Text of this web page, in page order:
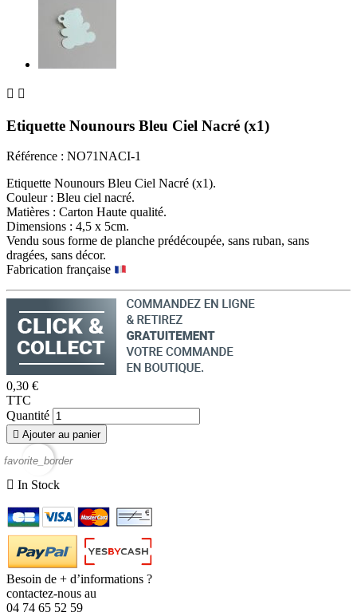
 
Etiquette Nounours Bleu Ciel Nacré (x1)
Référence : NO71NACI-1
Etiquette Nounours Bleu Ciel Nacré (x1).
Couleur : Bleu ciel nacré.
Matières : Carton Haute qualité.
Dimensions : 4,5 x 5cm.
Vendu sous forme de planche prédécoupée, sans ruban, sans
dragées, sans décor.
Fabrication française
0,30 €
TTC
Quantité
 Ajouter au panier
favorite_border
 In Stock
Besoin de + d’informations ?
contactez-nous au
04 74 65 52 59